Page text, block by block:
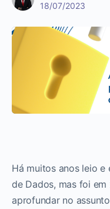
18/07/2023
Há muitos anos leio e
de Dados, mas foi em
aprofundar no